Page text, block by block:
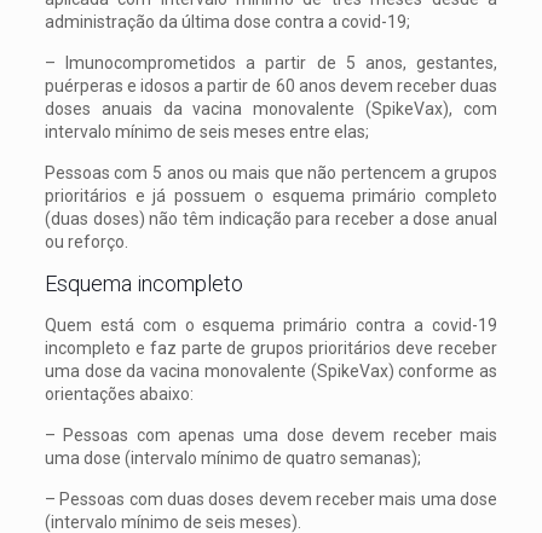
administração da última dose contra a covid-19;
– Imunocomprometidos a partir de 5 anos, gestantes,
puérperas e idosos a partir de 60 anos devem receber duas
doses anuais da vacina monovalente (SpikeVax), com
intervalo mínimo de seis meses entre elas;
Pessoas com 5 anos ou mais que não pertencem a grupos
prioritários e já possuem o esquema primário completo
(duas doses) não têm indicação para receber a dose anual
ou reforço.
Esquema incompleto
Quem está com o esquema primário contra a covid-19
incompleto e faz parte de grupos prioritários deve receber
uma dose da vacina monovalente (SpikeVax) conforme as
orientações abaixo:
– Pessoas com apenas uma dose devem receber mais
uma dose (intervalo mínimo de quatro semanas);
– Pessoas com duas doses devem receber mais uma dose
(intervalo mínimo de seis meses).